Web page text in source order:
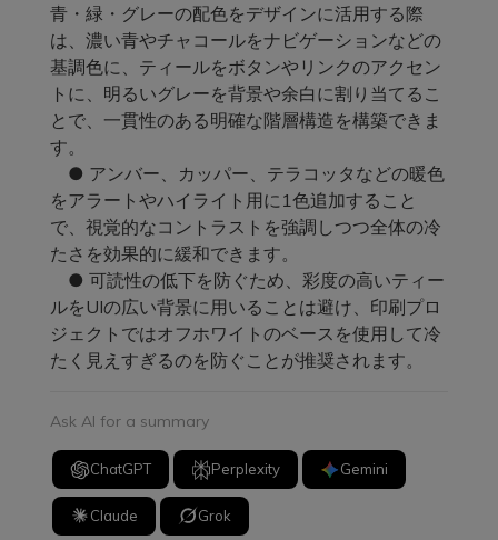
青・緑・グレーの配色をデザインに活用する際
は、濃い青やチャコールをナビゲーションなどの
基調色に、ティールをボタンやリンクのアクセン
トに、明るいグレーを背景や余白に割り当てるこ
とで、一貫性のある明確な階層構造を構築できま
す。
● アンバー、カッパー、テラコッタなどの暖色
をアラートやハイライト用に1色追加すること
で、視覚的なコントラストを強調しつつ全体の冷
たさを効果的に緩和できます。
● 可読性の低下を防ぐため、彩度の高いティー
ルをUIの広い背景に用いることは避け、印刷プロ
ジェクトではオフホワイトのベースを使用して冷
たく見えすぎるのを防ぐことが推奨されます。
Ask AI for a summary
ChatGPT Perplexity Gemini
Claude Grok